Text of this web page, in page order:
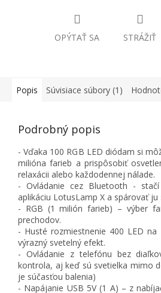
OPÝTAŤ SA STRÁŽIŤ
Popis Súvisiace súbory (1)
Podrobný popis
- Vďaka 100 RGB LED diódam si
milióna farieb a prispôsobiť
relaxácii alebo každodennej nálade.
- Ovládanie cez Bluetooth -
aplikáciu LotusLamp X a spárovať
- RGB (1 milión farieb) – výber
prechodov.
- Husté rozmiestnenie 400 LED
výrazný svetelný efekt.
- Ovládanie z telefónu bez
kontrola, aj keď sú svetielka mimo
je súčasťou balenia)
- Napájanie USB 5V (1 A) – z